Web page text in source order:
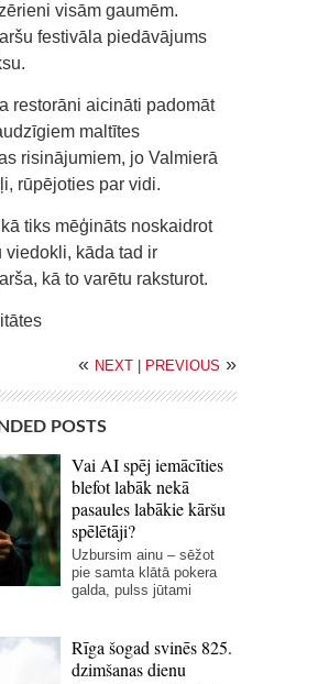
visām gaumēm.
festivāla piedāvājums
restorāni aicināti padomāt
maltītes
risinājumiem, jo Valmierā
rūpējoties par vidi.
tiks mēģināts noskaidrot
viedokli, kāda tad ir
kā to varētu raksturot.
« NEXT PREVIOUS »
POSTS
Vai AI spēj iemācīties
blefot labāk nekā
pasaules labākie kāršu
spēlētāji?
Uzbursim ainu – sēžot
pie samta klātā pokera
galda, pulss jūtami
Rīga šogad svinēs 825.
dzimšanas dienu